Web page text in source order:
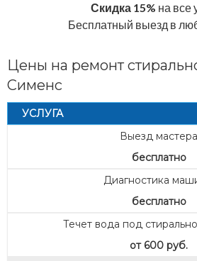
Скидка 15% на все
Бесплатный выезд в
Цены на ремонт
Сименс
УСЛУГА
Выезд мастера
бесплатно
Диагностика
бесплатно
Течет вода под
от 600 руб.